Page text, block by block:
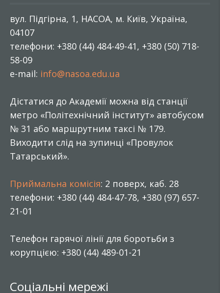
вул. Підгірна, 1, НАСОА, м. Київ, Україна,
04107
телефони: +380 (44) 484-49-41, +380 (50) 718-
58-09
e-mail: info@nasoa.edu.ua
Дістатися до Академії можна від станції
метро «Політехнічний інститут» автобусом
№ 31 або маршрутним таксі № 179.
Виходити слід на зупинці «Провулок
Татарський».
Приймальна комісія: 2 поверх, каб. 28
телефони: +380 (44) 484-47-78, +380 (97) 657-
21-01
Телефон гарячої лінії для боротьби з
корупцією: +380 (44) 489-01-21
Соціальні мережі